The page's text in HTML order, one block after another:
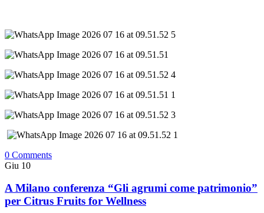
0 Comments
Giu 10
A Milano conferenza “Gli agrumi come patrimonio”
per Citrus Fruits for Wellness